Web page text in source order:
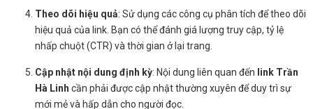
Theo dõi hiệu quả: Sử dụng các công cụ phân tích để theo dõi
hiệu quả của link. Bạn có thể đánh giá lượng truy cập, tỷ lệ
nhấp chuột (CTR) và thời gian ở lại trang.
Cập nhật nội dung định kỳ: Nội dung liên quan đến link Trần
Hà Linh cần phải được cập nhật thường xuyên để duy trì sự
mới mẻ và hấp dẫn cho người đọc.